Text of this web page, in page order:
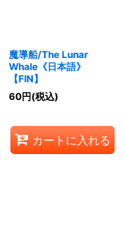
魔導船/The Lunar
Whale《日本語》
【FIN】
60円(税込)
カートに入れる